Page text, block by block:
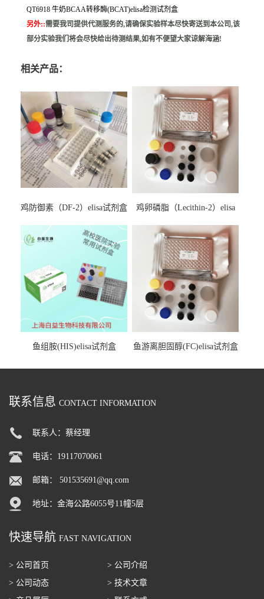
QT6918 牛奶BCAA转移酶(BCAT)elisa检测试剂盒
另外::需要我司提供代测服务的,请确保实验样本尽快寄送到本公司,该
部分实验我们将会尽快给出待测结果,如有不便望大家谅解海涵!
相关产品：
鸡防御素（DF-2）elisa试剂盒
鸡卵磷脂（Lecithin-2）elisa
鱼组胺(HIS)elisa试剂盒 鱼游离胆固醇(FC)elisa试剂盒
联系信息 CONTACT INFORMATION
联系人：蔡经理
电话：19117070061
邮箱： 501535691@qq.com
地址：金海公路6055号11幢5层
快速导航 FAST NAVIGATION
> 公司首页
> 公司介绍
> 公司动态
> 技术文章